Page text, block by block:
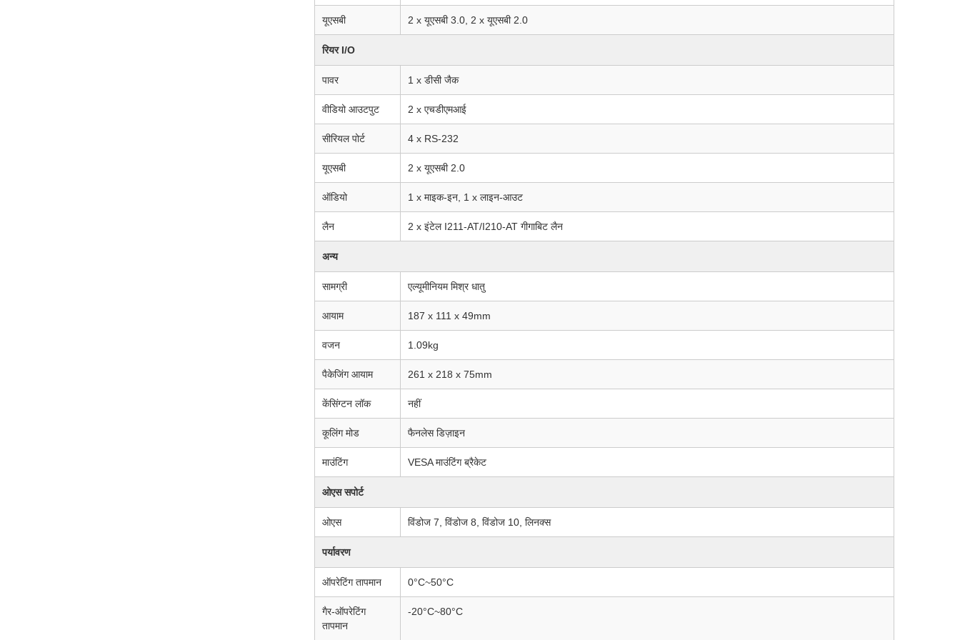
यूएसबी 2 x यूएसबी 3.0, 2 x यूएसबी 2.0
रियर I/O
पावर 1 x डीसी जैक
वीडियो आउटपुट 2 x एचडीएमआई
सीरियल पोर्ट 4 x RS-232
यूएसबी 2 x यूएसबी 2.0
ऑडियो 1 x माइक-इन, 1 x लाइन-आउट
लैन 2 x इंटेल I211-AT/I210-AT गीगाबिट लैन
अन्य
सामग्री एल्यूमीनियम मिश्र धातु
आयाम 187 x 111 x 49mm
वजन 1.09kg
पैकेजिंग आयाम 261 x 218 x 75mm
केंसिंग्टन लॉक नहीं
कूलिंग मोड फैनलेस डिज़ाइन
माउंटिंग VESA माउंटिंग ब्रैकेट
ओएस सपोर्ट
ओएस विंडोज 7, विंडोज 8, विंडोज 10, लिनक्स
पर्यावरण
ऑपरेटिंग तापमान 0°C~50°C
गैर-ऑपरेटिंग
तापमान
-20°C~80°C